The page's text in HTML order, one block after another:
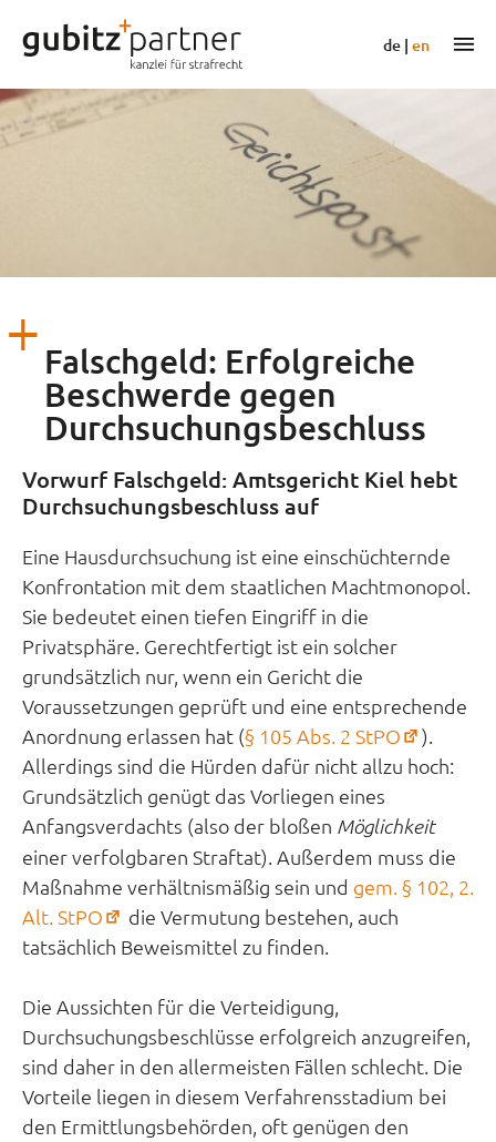
Inhalt
de | en
Falschgeld: Erfolgreiche
Beschwerde gegen
Durchsuchungsbeschluss
Vorwurf Falschgeld: Amtsgericht Kiel hebt
Durchsuchungsbeschluss auf
Eine Hausdurchsuchung ist eine einschüchternde
Konfrontation mit dem staatlichen Machtmonopol.
Sie bedeutet einen tiefen Eingriff in die
Privatsphäre. Gerechtfertigt ist ein solcher
grundsätzlich nur, wenn ein Gericht die
Voraussetzungen geprüft und eine entsprechende
Anordnung erlassen hat (§ 105 Abs. 2 StPO
(öffnet
in
Tab)
).
Allerdings sind die Hürden dafür nicht allzu hoch:
Grundsätzlich genügt das Vorliegen eines
Anfangsverdachts (also der bloßen Möglichkeit
einer verfolgbaren Straftat). Außerdem muss die
Maßnahme verhältnismäßig sein und gem. § 102, 2.
Alt. StPO
(öffnet
in
Tab)
die Vermutung bestehen, auch
tatsächlich Beweismittel zu finden.
Die Aussichten für die Verteidigung,
Durchsuchungsbeschlüsse erfolgreich anzugreifen,
sind daher in den allermeisten Fällen schlecht. Die
Vorteile liegen in diesem Verfahrensstadium bei
den Ermittlungsbehörden, oft genügen den